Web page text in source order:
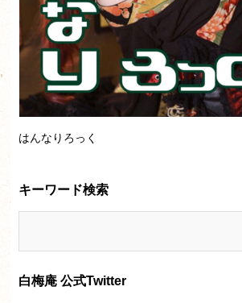
はんなりろっく
キーワード検索
白梅庵 公式Twitter